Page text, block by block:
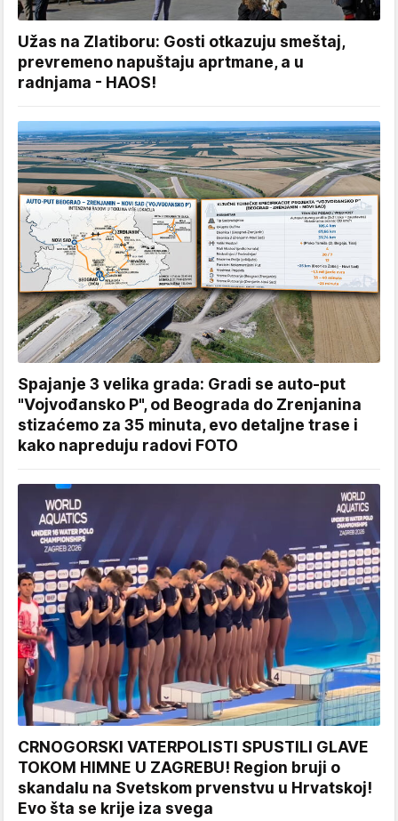
Užas na Zlatiboru: Gosti otkazuju smeštaj,
prevremeno napuštaju aprtmane, a u
radnjama - HAOS!
Spajanje 3 velika grada: Gradi se auto-put
"Vojvođansko P", od Beograda do Zrenjanina
stizaćemo za 35 minuta, evo detaljne trase i
kako napreduju radovi FOTO
CRNOGORSKI VATERPOLISTI SPUSTILI GLAVE
TOKOM HIMNE U ZAGREBU! Region bruji o
skandalu na Svetskom prvenstvu u Hrvatskoj!
Evo šta se krije iza svega